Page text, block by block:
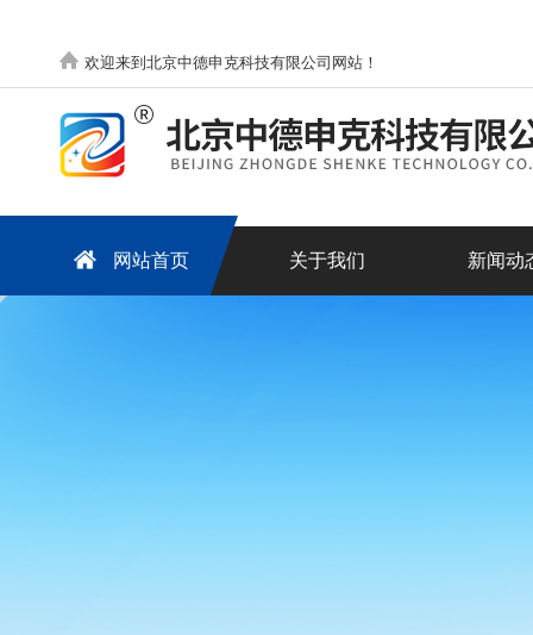
欢迎来到北京中德申克科技有限公司网站！
网站首页 关于我们 新闻动